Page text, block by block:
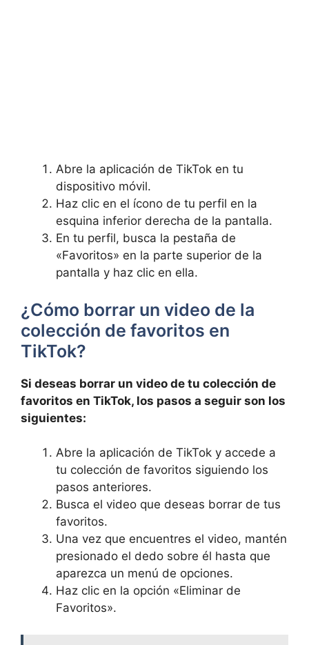
Abre la aplicación ‍de TikTok en tu
dispositivo⁣ móvil.
Haz clic en el ​ícono⁢ de tu perfil en la
esquina‌ inferior derecha de la pantalla.
En tu perfil, ⁣busca la pestaña de
«Favoritos» en la parte superior de la
pantalla y haz clic en ⁤ella.
¿Cómo borrar un video de la ​
colección de favoritos en
TikTok?
Si deseas borrar un video de tu colección de
favoritos‍ en​ TikTok, los pasos a seguir‍ son los
siguientes:
Abre la aplicación de TikTok y accede a
tu colección⁤ de favoritos siguiendo los
pasos anteriores.
Busca el video que deseas borrar de ⁢tus
favoritos.
Una ⁣vez que encuentres el video, mantén‍
presionado ​el‌ dedo sobre él​ hasta que
aparezca un menú de opciones.
Haz clic en la opción «Eliminar de
Favoritos».